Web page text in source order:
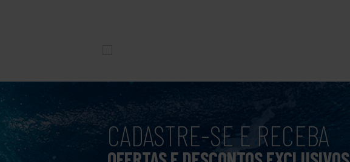
CADASTRE-SE E RECEBA